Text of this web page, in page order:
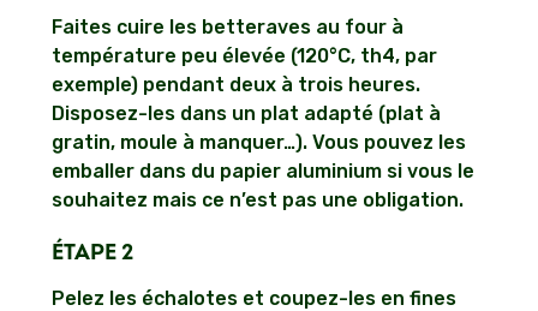
Faites cuire les betteraves au four à
température peu élevée (120°C, th4, par
exemple) pendant deux à trois heures.
Disposez-les dans un plat adapté (plat à
gratin, moule à manquer…). Vous pouvez les
emballer dans du papier aluminium si vous le
souhaitez mais ce n’est pas une obligation.
ÉTAPE 2
Pelez les échalotes et coupez-les en fines